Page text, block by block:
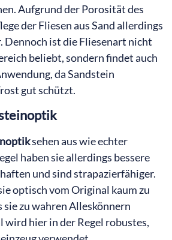
Aufgrund der Porosität des
der Fliesen aus Sand allerdings
Dennoch ist die Fliesenart nicht
beliebt, sondern findet auch
da Sandstein
gut schützt.
sehen aus wie echter
haben sie allerdings bessere
und sind strapazierfähiger.
optisch vom Original kaum zu
sie zu wahren Alleskönnern
wird hier in der Regel robustes,